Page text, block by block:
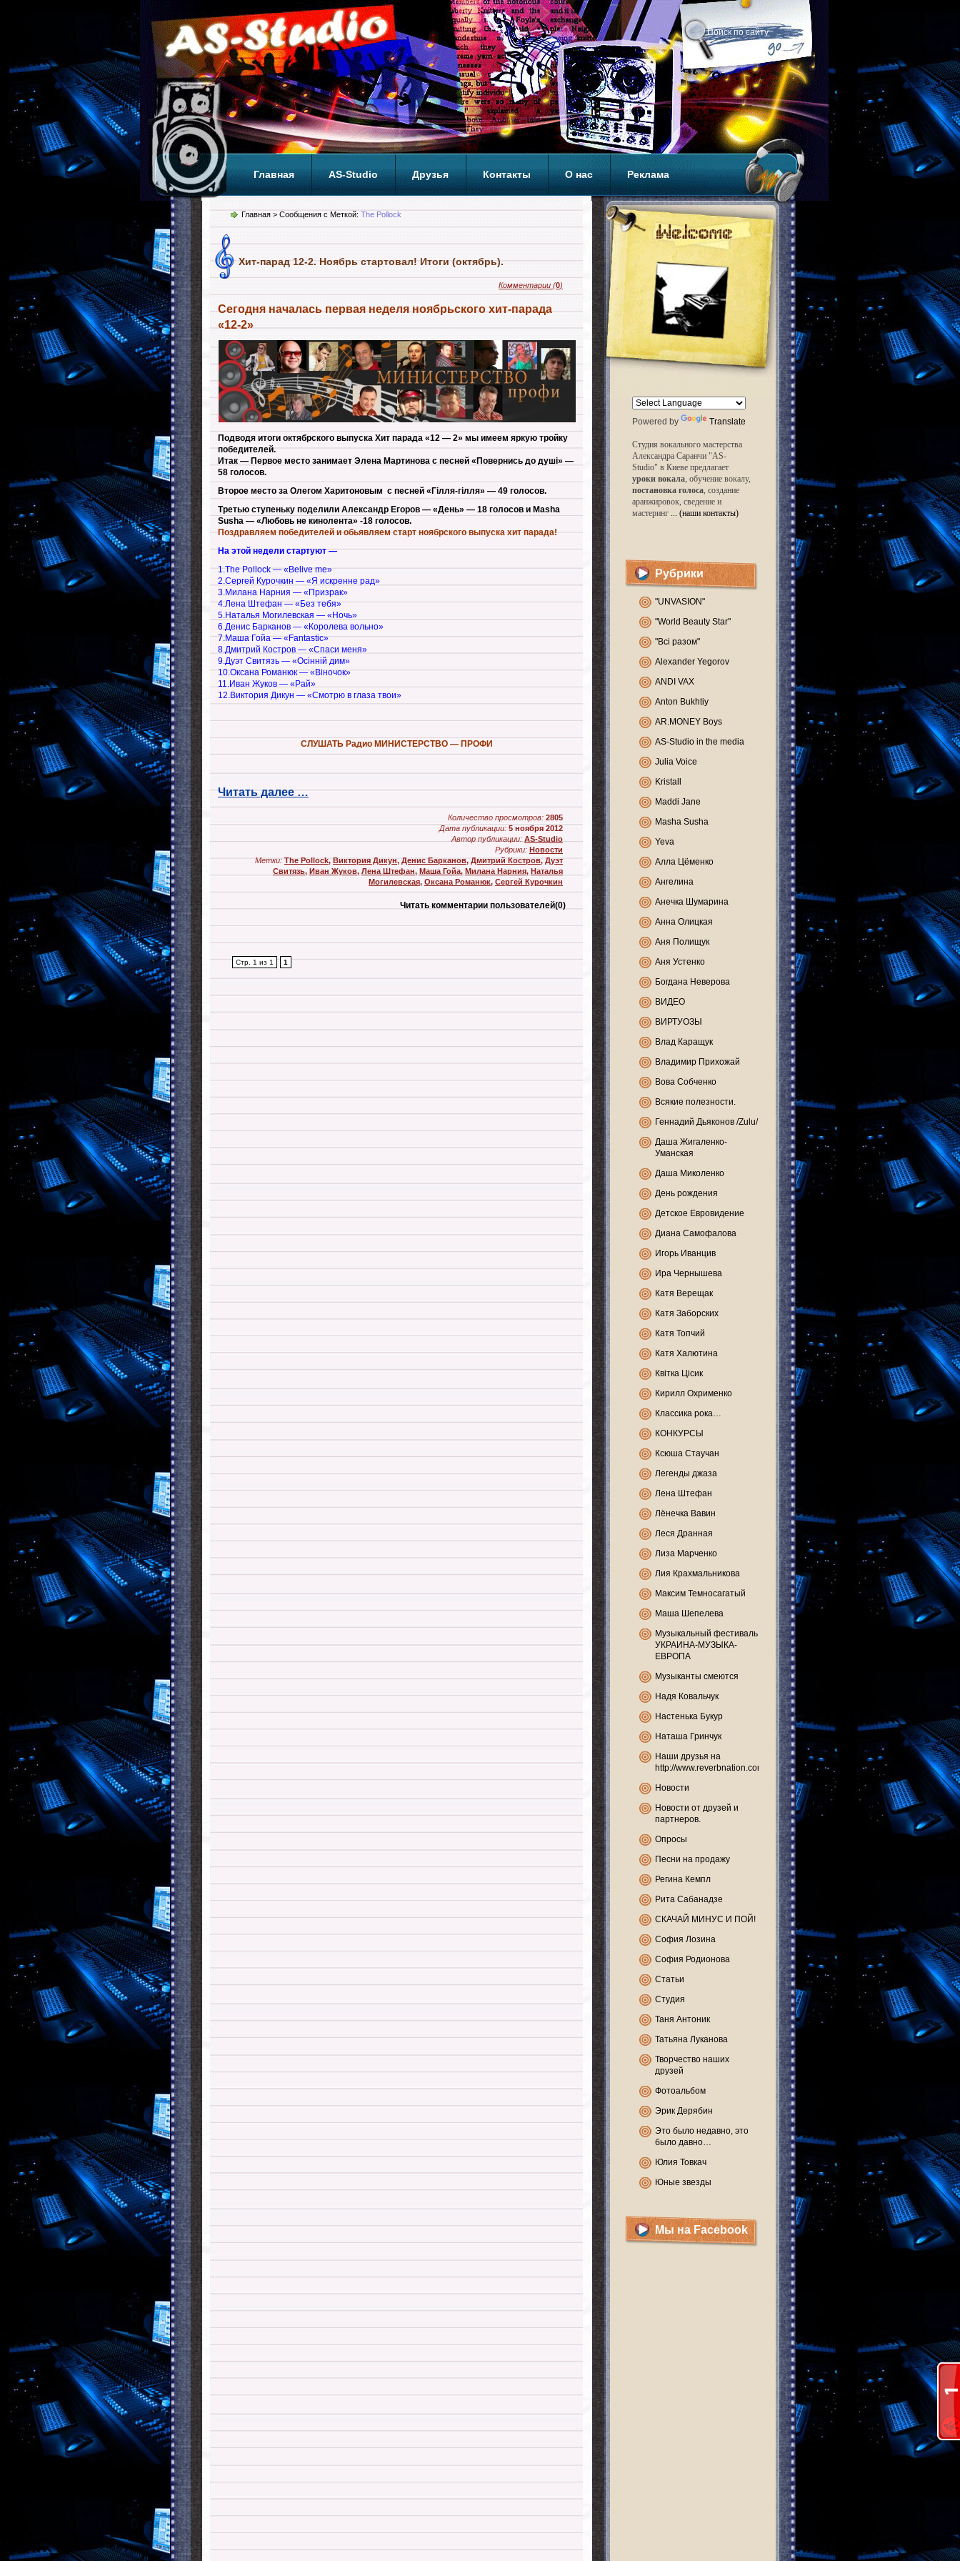
Главная AS-Studio Друзья Контакты О нас Реклама
Теги ТОП
Powered by Translate
Студия вокального мастерства
Александра Саранчи "AS-
Studio" в Киеве предлагает
уроки вокала, обучение вокалу,
постановка голоса, создание
аранжировок, сведение и
мастеринг ... (наши контакты)
Рубрики
"UNVASION"
"World Beauty Star"
"Всі разом"
Alexander Yegorov
ANDI VAX
Anton Bukhtiy
AR.MONEY Boys
AS-Studio in the media
Julia Voice
Kristall
Maddi Jane
Masha Susha
Yeva
Алла Цёменко
Ангелина
Анечка Шумарина
Анна Олицкая
Аня Полищук
Аня Устенко
Богдана Неверова
ВИДЕО
ВИРТУОЗЫ
Влад Каращук
Владимир Прихожай
Вова Собченко
Всякие полезности.
Геннадий Дьяконов /Zulu/
Даша Жигаленко-
Уманская
Даша Миколенко
День рождения
Детское Евровидение
Диана Самофалова
Игорь Иванцив
Ира Чернышева
Катя Верещак
Катя Заборских
Катя Топчий
Катя Халютина
Квітка Цісик
Кирилл Охрименко
Классика рока…
КОНКУРСЫ
Ксюша Стаучан
Легенды джаза
Лена Штефан
Лёнечка Вавин
Леся Дранная
Лиза Марченко
Лия Крахмальникова
Максим Темносагатый
Маша Шепелева
Музыкальный фестиваль
УКРАИНА-МУЗЫКА-
ЕВРОПА
Музыканты смеются
Надя Ковальчук
Настенька Букур
Наташа Гринчук
Наши друзья на
http://www.reverbnation.com
Новости
Новости от друзей и
партнеров.
Опросы
Песни на продажу
Регина Кемпл
Рита Сабанадзе
СКАЧАЙ МИНУС И ПОЙ!
София Лозина
София Родионова
Статьи
Студия
Таня Антоник
Татьяна Луканова
Творчество наших
друзей
Фотоальбом
Эрик Дерябин
Это было недавно, это
было давно…
Юлия Товкач
Юные звезды
Мы на Facebook
Главная > Сообщения с Меткой: The Pollock
Хит-парад 12-2. Ноябрь стартовал! Итоги (октябрь).
Комментарии (0)
Сегодня началась первая неделя ноябрьского хит-парада
«12-2»
Подводя итоги октябрского выпуска Хит парада «12 — 2» мы имеем яркую тройку
победителей.
Итак — Первое место занимает Элена Мартинова с песней «Повернись до душi» —
58 голосов.
Второе место за Олегом Харитоновым с песней «Гiлля-гiлля» — 49 голосов.
Третью ступеньку поделили Александр Егоров — «День» — 18 голосов и Masha
Susha — «Любовь не кинолента» -18 голосов.
Поздравляем победителей и обьявляем старт ноябрского выпуска хит парада!
На этой недели стартуют —
1.The Pollock — «Belive me»
2.Сергей Курочкин — «Я искренне рад»
3.Милана Нарния — «Призрак»
4.Лена Штефан — «Без тебя»
5.Наталья Могилевская — «Ночь»
6.Денис Барканов — «Королева вольно»
7.Маша Гойа — «Fantastic»
8.Дмитрий Костров — «Спаси меня»
9.Дуэт Свитязь — «Осiннiй дим»
10.Оксана Романюк — «Вiночок»
11.Иван Жуков — «Рай»
12.Виктория Дикун — «Смотрю в глаза твои»
СЛУШАТЬ Радио МИНИСТЕРСТВО — ПРОФИ
Читать далее …
Количество просмотров: 2805
Дата публикации: 5 ноября 2012
Автор публикации: AS-Studio
Рубрики: Новости
Метки: The Pollock, Виктория Дикун, Денис Барканов, Дмитрий Костров, Дуэт
Свитязь, Иван Жуков, Лена Штефан, Маша Гойа, Милана Нарния, Наталья
Могилевская, Оксана Романюк, Сергей Курочкин
Читать комментарии пользователей(0)
Стр. 1 из 1 1